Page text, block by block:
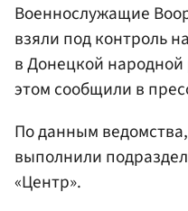
Военнослужащие
взяли под контроль
в Донецкой
этом сообщили в
По данным
выполнили
«Центр».